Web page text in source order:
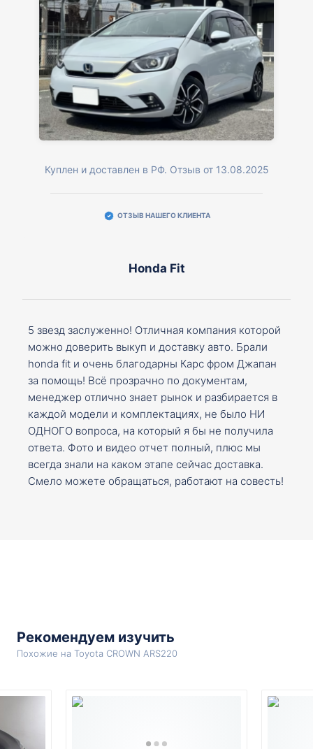
Куплен и доставлен в РФ. Отзыв от 13.08.2025
ОТЗЫВ НАШЕГО КЛИЕНТА
Honda Fit
5 звезд заслуженно! Отличная компания которой
можно доверить выкуп и доставку авто. Брали
honda fit и очень благодарны Карс фром Джапан
за помощь! Всё прозрачно по документам,
менеджер отлично знает рынок и разбирается в
каждой модели и комплектациях, не было НИ
ОДНОГО вопроса, на который я бы не получила
ответа. Фото и видео отчет полный, плюс мы
всегда знали на каком этапе сейчас доставка.
Смело можете обращаться, работают на совесть!
Рекомендуем изучить
Похожие на Toyota CROWN ARS220